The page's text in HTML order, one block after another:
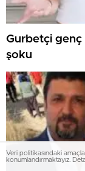
Gurbetçi genç
şoku
Veri politikasındaki
konumlandırmaktayız.